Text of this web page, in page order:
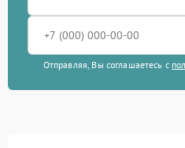
Отправляя, Вы соглашаетесь с